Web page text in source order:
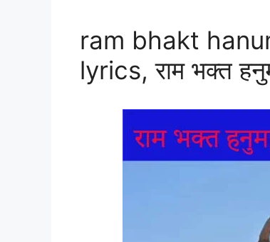
ram bhakt
lyrics, राम भक्त